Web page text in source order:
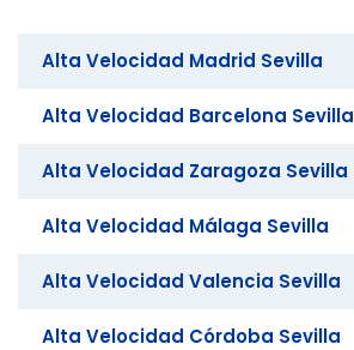
Alta Velocidad Madrid Sevilla
Alta Velocidad Barcelona Sevilla
Alta Velocidad Zaragoza Sevilla
Alta Velocidad Málaga Sevilla
Alta Velocidad Valencia Sevilla
Alta Velocidad Córdoba Sevilla